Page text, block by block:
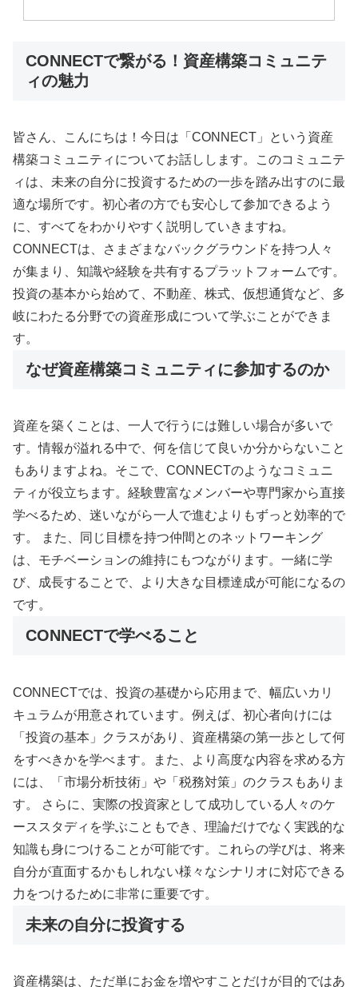
CONNECTで繋がる！資産構築コミュニテ
ィの魅力
皆さん、こんにちは！今日は「CONNECT」という資産
構築コミュニティについてお話しします。このコミュニテ
ィは、未来の自分に投資するための一歩を踏み出すのに最
適な場所です。初心者の方でも安心して参加できるよう
に、すべてをわかりやすく説明していきますね。
CONNECTは、さまざまなバックグラウンドを持つ人々
が集まり、知識や経験を共有するプラットフォームです。
投資の基本から始めて、不動産、株式、仮想通貨など、多
岐にわたる分野での資産形成について学ぶことができま
す。
なぜ資産構築コミュニティに参加するのか
資産を築くことは、一人で行うには難しい場合が多いで
す。情報が溢れる中で、何を信じて良いか分からないこと
もありますよね。そこで、CONNECTのようなコミュニ
ティが役立ちます。経験豊富なメンバーや専門家から直接
学べるため、迷いながら一人で進むよりもずっと効率的で
す。 また、同じ目標を持つ仲間とのネットワーキング
は、モチベーションの維持にもつながります。一緒に学
び、成長することで、より大きな目標達成が可能になるの
です。
CONNECTで学べること
CONNECTでは、投資の基礎から応用まで、幅広いカリ
キュラムが用意されています。例えば、初心者向けには
「投資の基本」クラスがあり、資産構築の第一歩として何
をすべきかを学べます。また、より高度な内容を求める方
には、「市場分析技術」や「税務対策」のクラスもありま
す。 さらに、実際の投資家として成功している人々のケ
ーススタディを学ぶこともでき、理論だけでなく実践的な
知識も身につけることが可能です。これらの学びは、将来
自分が直面するかもしれない様々なシナリオに対応できる
力をつけるために非常に重要です。
未来の自分に投資する
資産構築は、ただ単にお金を増やすことだけが目的ではあ